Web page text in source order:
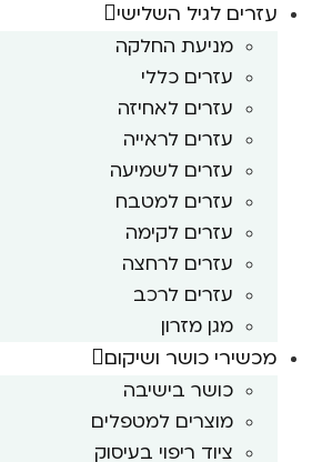
עזרים לגיל השלישי
מניעת החלקה
עזרים כללי
עזרים לאחיזה
עזרים לראייה
עזרים לשמיעה
עזרים למטבח
עזרים לקימה
עזרים לרחצה
עזרים לרכב
מגן מזרון
מכשירי כושר ושיקום
כושר בישיבה
מוצרים למטפלים
ציוד ריפוי בעיסוק